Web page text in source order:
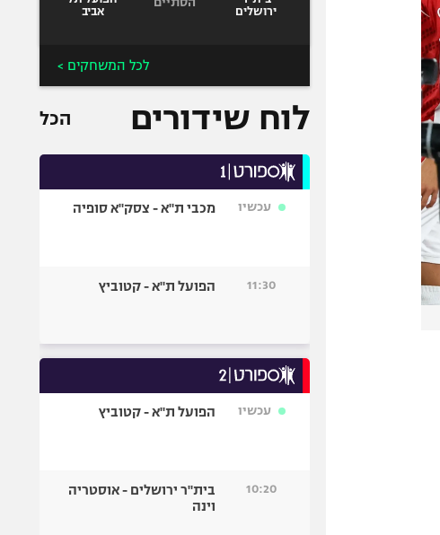
ירושלים
אביב
לכל המשחקים >
לוח שידורים הכל
עכשיו מכבי ת"א - צסק"א סופיה
11:30 הפועל ת"א - קטוביץ
עכשיו הפועל ת"א - קטוביץ
10:20
בית"ר ירושלים - אוסטריה
וינה